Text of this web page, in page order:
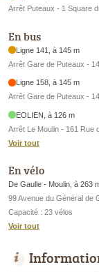
Arrêt Puteaux - 1 Square
En bus
Ligne 141, à 145 m
Arrêt Gare de Puteaux -
Ligne 158, à 145 m
Arrêt Gare de Puteaux -
EOLIEN, à 126 m
Arrêt Le Moulin - 161 Rue
Voir tout
En vélo
De Gaulle - Moulin, à 263
99 Avenue du Général de
Capacité : 23 vélos
Voir tout